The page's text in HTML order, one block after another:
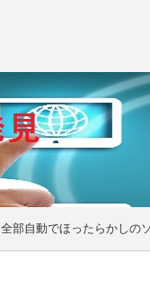
全部自動でほったらかしの